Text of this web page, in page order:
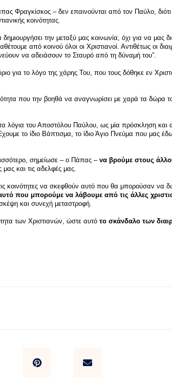
Φραγκίσκος – δεν επαινούνται από τον Παύλο,
κοινότητας.
την μεταξύ μας κοινωνία, όχι για να μας
από κοινού όλοι οι Χριστιανοί. Αντιθέτως οι
να αδειάσουν το Σταυρό από τη δύναμή του”.
για το λόγο της χάρης Του, που τους δόθηκε εν
που την βοηθά να αναγνωρίσει με χαρά τα δώρα
του Αποστόλου Παύλου, ως μία πρόσκληση και
το ίδιο Βάπτισμα, το ίδιο Άγιο Πνεύμα που μας
σημείωσε – ο Πάπας – να βρούμε στους
και τις αδελφές μας.
κοινότητες να σκεφθούν αυτό που θα μπορούσαν να
που μπορούμε να λάβουμε από τις άλλες
και συνεχή μεταστροφή.
των Χριστιανών, ώστε αυτό το σκάνδαλο των